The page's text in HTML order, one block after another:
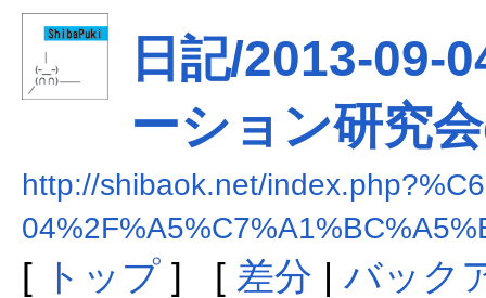
日記/2013-09-
ーション研究
http://shibaok.net/
[ トップ] [ 差分 | バック